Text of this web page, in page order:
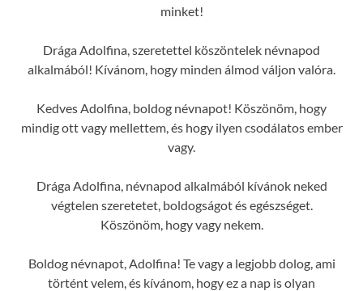
minket!
Drága Adolfina, szeretettel köszöntelek névnapod
alkalmából! Kívánom, hogy minden álmod váljon valóra.
Kedves Adolfina, boldog névnapot! Köszönöm, hogy
mindig ott vagy mellettem, és hogy ilyen csodálatos ember
vagy.
Drága Adolfina, névnapod alkalmából kívánok neked
végtelen szeretetet, boldogságot és egészséget.
Köszönöm, hogy vagy nekem.
Boldog névnapot, Adolfina! Te vagy a legjobb dolog, ami
történt velem, és kívánom, hogy ez a nap is olyan